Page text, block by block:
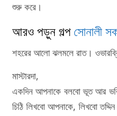
শুরু করে।
আরও পড়ুন গল্পসোনালী
শহরের আলো ঝলমলে রাত।
মাস্টারদা,
একদিন আপনাকে বলবো ভূত আর
চিঠি লিখবো আপনাকে, লিখবো